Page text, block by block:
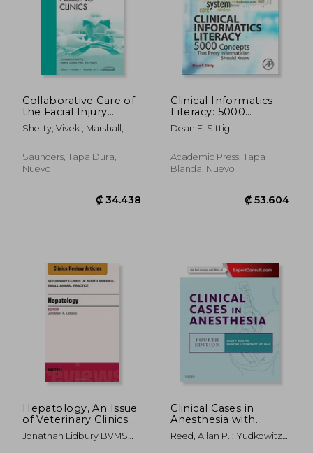
₡ 76.822 ₡
₡ 64.810
Collaborative Care of
the Facial Injury
Patient, an Issue of
Perioperative Nursing
(en Inglés)
Shetty, Vivek ; Marshall,
Saunders, Tapa Dura,
Nuevo
Clinical Informatics
Literacy: 5000
Concepts That Every
Informatician Should
Dean F. Sittig
Academic Press, Tapa
Blanda, Nuevo
Hepatology, An Issue
of Veterinary Clinics
of North America:
Small Animal
Jonathan Lidbury BVMS
Clinical Cases in
Anesthesia with
Access Code (en
Inglés)
Reed, Allan P. ; Yudkowitz,